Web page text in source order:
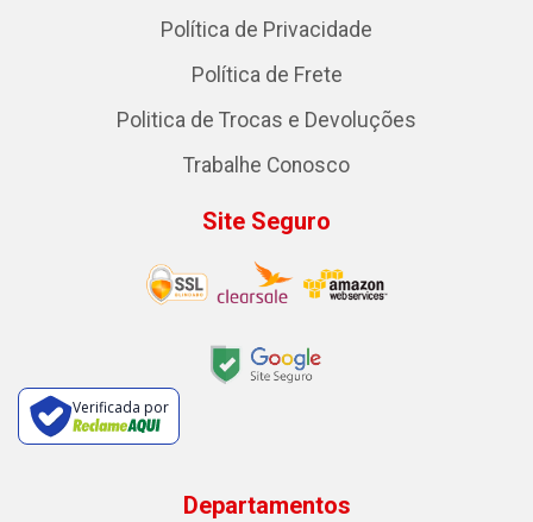
Política de Privacidade
Política de Frete
Politica de Trocas e Devoluções
Trabalhe Conosco
Site Seguro
Verificada por
Departamentos